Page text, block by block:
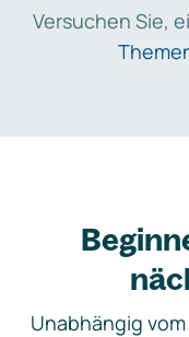
Versuchen Sie,
Unabhängig